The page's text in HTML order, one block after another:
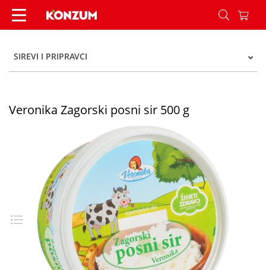
Veronika Zagorski posni sir 500 g - Konzum
SIREVI I PRIPRAVCI
Veronika Zagorski posni sir 500 g